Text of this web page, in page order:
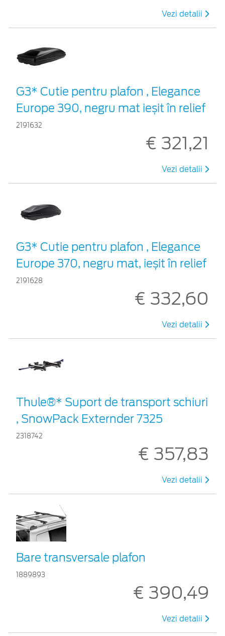
Vezi detalii
G3* Cutie pentru plafon , Elegance
Europe 390, negru mat ieșit în relief
2191632
€ 321,21
Vezi detalii
G3* Cutie pentru plafon , Elegance
Europe 370, negru mat, ieșit în relief
2191628
€ 332,60
Vezi detalii
Thule®* Suport de transport schiuri
, SnowPack Externder 7325
2318742
€ 357,83
Vezi detalii
Bare transversale plafon
1889893
€ 390,49
Vezi detalii